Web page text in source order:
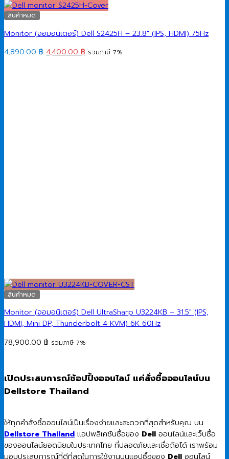
สินค้าหมด
Monitor (จอมอนิเตอร์) Dell S2425H – 23.8″ (IPS, HDMI) 75Hz
4,890.00฿ Original
4,400.00 ฿ Current
รวมภาษี 7%
สินค้าหมด
Monitor (จอมอนิเตอร์) Dell UltraSharp U3224KB – 31.5″ (IPS,
HDMI, Mini DP, Thunderbolt 4 KVM) 6K 60Hz
78,900.00 ฿ รวมภาษี 7%
เปิดประสบการณ์ช้อปปิ้งออนไลน์ แค่สั่งซื้อออนไลน์บน
Dellstore Thailand
ให้ทุกคำสั่งซื้อออนไลน์เป็นเรื่องง่ายและสะดวกที่สุดสำหรับคุณ บน
Dellstore Thailand แอปพลิเคชันซื้อของ Dell ออนไลน์และเว็บซื้อ
ของออนไลน์ยอดนิยมในประเทศไทย ที่ปลอดภัยและเชื่อถือได้ เราพร้อม
มอบประสบการณ์ที่ดีที่สุดในการใช้งานบนแอปซื้อของ Dell ออนไลน์